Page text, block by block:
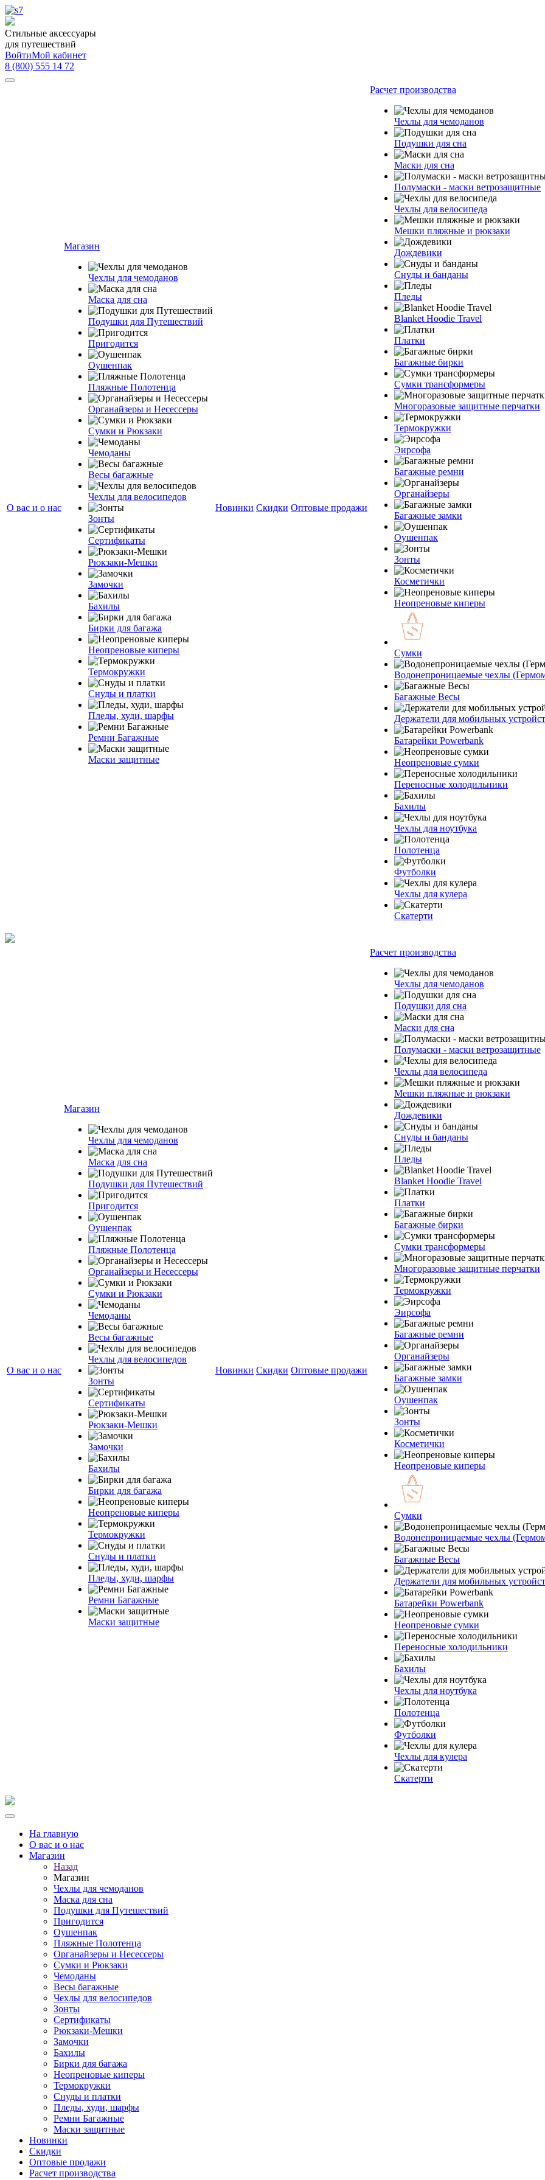
Стильные аксессуары
для путешествий
ВойтиМой кабинет
8 (800) 555 14 72
О вас и о нас
Магазин
Чехлы для чемоданов
Маска для сна
Подушки для Путешествий
Пригодится
Оушенпак
Пляжные Полотенца
Органайзеры и Несессеры
Сумки и Рюкзаки
Чемоданы
Весы багажные
Чехлы для велосипедов
Зонты
Сертификаты
Рюкзаки-Мешки
Замочки
Бахилы
Бирки для багажа
Неопреновые киперы
Термокружки
Снуды и платки
Пледы, худи, шарфы
Ремни Багажные
Маски защитные
Новинки Скидки Оптовые продажи
Расчет производства
Чехлы для чемоданов
Подушки для сна
Маски для сна
Полумаски - маски ветрозащитные
Чехлы для велосипеда
Мешки пляжные и рюкзаки
Дождевики
Снуды и банданы
Пледы
Blanket Hoodie Travel
Платки
Багажные бирки
Сумки трансформеры
Многоразовые защитные перчатки
Термокружки
Эирсофа
Багажные ремни
Органайзеры
Багажные замки
Оушенпак
Зонты
Косметички
Неопреновые киперы
Сумки
Водонепроницаемые чехлы
Багажные Весы
Держатели для мобильных
Батарейки Powerbank
Неопреновые сумки
Переносные холодильники
Бахилы
Чехлы для ноутбука
Полотенца
Футболки
Чехлы для кулера
Скатерти
О вас и о нас
Магазин
Чехлы для чемоданов
Маска для сна
Подушки для Путешествий
Пригодится
Оушенпак
Пляжные Полотенца
Органайзеры и Несессеры
Сумки и Рюкзаки
Чемоданы
Весы багажные
Чехлы для велосипедов
Зонты
Сертификаты
Рюкзаки-Мешки
Замочки
Бахилы
Бирки для багажа
Неопреновые киперы
Термокружки
Снуды и платки
Пледы, худи, шарфы
Ремни Багажные
Маски защитные
Новинки Скидки Оптовые продажи
Расчет производства
Чехлы для чемоданов
Подушки для сна
Маски для сна
Полумаски - маски ветрозащитные
Чехлы для велосипеда
Мешки пляжные и рюкзаки
Дождевики
Снуды и банданы
Пледы
Blanket Hoodie Travel
Платки
Багажные бирки
Сумки трансформеры
Многоразовые защитные перчатки
Термокружки
Эирсофа
Багажные ремни
Органайзеры
Багажные замки
Оушенпак
Зонты
Косметички
Неопреновые киперы
Сумки
Водонепроницаемые чехлы
Багажные Весы
Держатели для мобильных
Батарейки Powerbank
Неопреновые сумки
Переносные холодильники
Бахилы
Чехлы для ноутбука
Полотенца
Футболки
Чехлы для кулера
Скатерти
На главную
О вас и о нас
Магазин
Назад
Магазин
Чехлы для чемоданов
Маска для сна
Подушки для Путешествий
Пригодится
Оушенпак
Пляжные Полотенца
Органайзеры и Несессеры
Сумки и Рюкзаки
Чемоданы
Весы багажные
Чехлы для велосипедов
Зонты
Сертификаты
Рюкзаки-Мешки
Замочки
Бахилы
Бирки для багажа
Неопреновые киперы
Термокружки
Снуды и платки
Пледы, худи, шарфы
Ремни Багажные
Маски защитные
Новинки
Скидки
Оптовые продажи
Расчет производства